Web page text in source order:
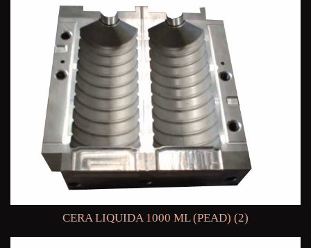
CERA LIQUIDA 1000 ML (PEAD) (2)